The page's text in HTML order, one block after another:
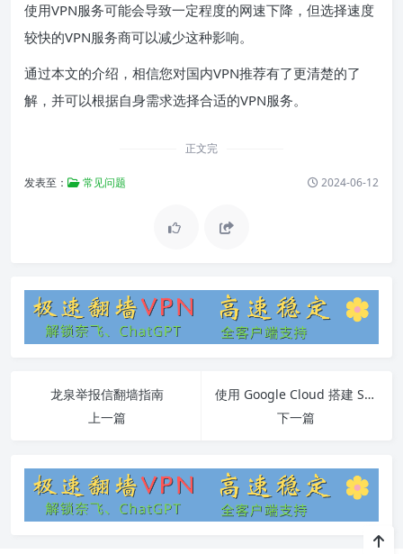
使用VPN服务可能会导致一定程度的网速下降，但选择速度
较快的VPN服务商可以减少这种影响。
通过本文的介绍，相信您对国内VPN推荐有了更清楚的了
解，并可以根据自身需求选择合适的VPN服务。
正文完
发表至： 常见问题 2024-06-12
龙泉举报信翻墙指南
上一篇
使用 Google Cloud 搭建 Shadowsocks 服务器
下一篇